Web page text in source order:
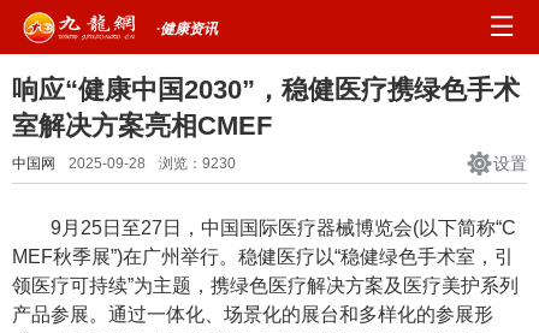
·健康资讯
响应“健康中国2030”，稳健医疗携绿色手术
室解决方案亮相CMEF
中国网 2025-09-28 浏览： 9230 设置
9月25日至27日，中国国际医疗器械博览会(以下简称“C
MEF秋季展”)在广州举行。稳健医疗以“稳健绿色手术室，引
领医疗可持续”为主题，携绿色医疗解决方案及医疗美护系列
产品参展。通过一体化、场景化的展台和多样化的参展形